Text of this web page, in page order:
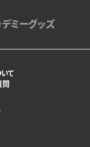
ミーグッズ
て
問